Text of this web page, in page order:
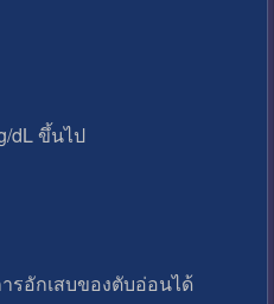
dL ขึ้นไป
รอักเสบของตับอ่อนได้